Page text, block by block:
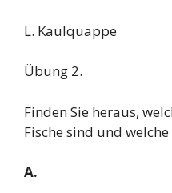
L. Kaulquappe
Übung 2.
Finden Sie heraus,
Fische sind und
A.